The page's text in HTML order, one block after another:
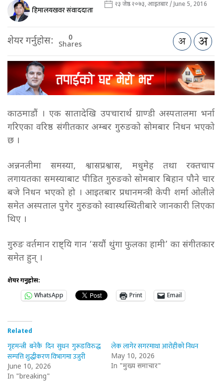
हिमालयखवर संवाददाता २३ जेष्ठ २०७३, आइतबार / June 5, 2016
शेयर गर्नुहोस: 0
Shares
काठमाडौं । एक सातादेखि उपचारार्थ ग्राण्डी अस्पतालमा भर्ना
गरिएका वरिष्ठ संगीतकार अम्बर गुरुङको सोमबार निधन भएको
छ ।
अन्ननलीमा समस्या, श्वासप्रश्वास, मधुमेह तथा रक्तचाप
लगायतका समस्याबाट पीडित गुरुङको सोमबार बिहान पौने चार
बजे निधन भएको हो । आइतबार प्रधानमन्त्री केपी शर्मा ओलीले
समेत अस्पताल पुगेर गुरुङको स्वास्थस्थितीबारे जानकारी लिएका
थिए ।
गुरुङ वर्तमान राष्ट्यि गान ‘सयौं थुंगा फुलका हामी’ का संगीतकार
समेत हुन् ।
शेयर गर्नुहोस:
WhatsApp
Print Email
Related
गृहमन्त्री बनेकै दिन सुधन गुरूङविरुद्ध
सम्पत्ति शुद्धीकरण विभागमा उजुरी
June 10, 2026
In "breaking"
लेक लागेर सगरमाथा आरोहीको निधन
May 10, 2026
In "मुख्य समाचार"